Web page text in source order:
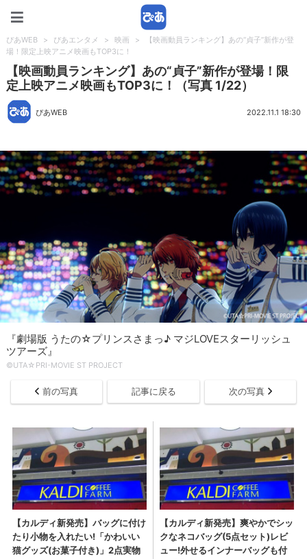
ぴあWEB > ぴあエンタメ > 映画 >
【映画動員ランキング】あの“貞子”新作が登
場！限定上映アニメ映画もTOP3に！
【映画動員ランキング】あの“貞子”新作が登場！限
定上映アニメ映画もTOP3に！（写真 1/22）
ぴあWEB 2022.11.1 18:30
『劇場版 うたの☆プリンスさまっ♪ マジLOVEスターリッシュ
ツアーズ』
©UTA☆PRI-MOVIE ST PROJECT
前の写真 記事に戻る 次の写真